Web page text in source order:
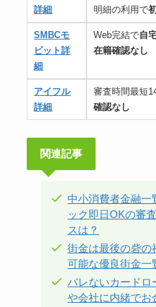
詳細
明細の利用で
SMBCモ
ビット詳
細
Web完結で自
在籍確認なし
アイフル
詳細
審査時間最短
確認なし
関連記事
中小消費者金融一
ック即日OKの審
スは？
街金は最後の砦の
可能な優良街金一
バレないカードロ
や会社に内緒でお